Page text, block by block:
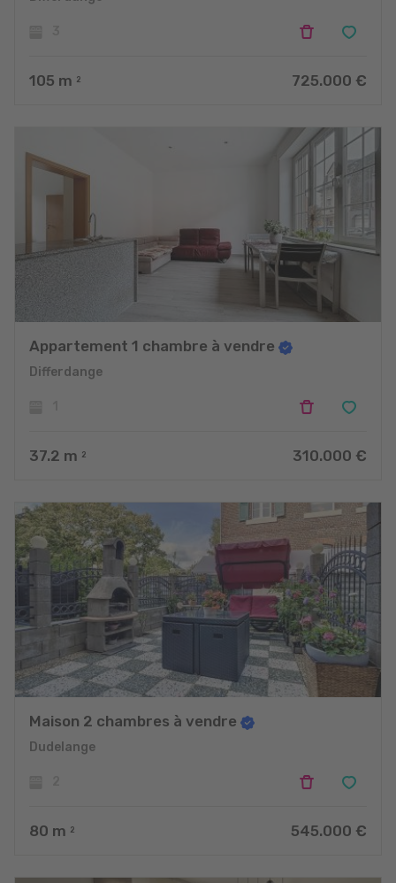
105 m 2 725.000 €
Appartement 1 chambre à vendre
Differdange
37.2 m 2 310.000 €
Maison 2 chambres à vendre
Dudelange
80 m 2 545.000 €